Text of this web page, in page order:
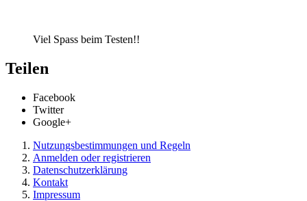
Viel Spass beim Testen!!
Teilen
Facebook
Twitter
Google+
Nutzungsbestimmungen und Regeln
Anmelden oder registrieren
Datenschutzerklärung
Kontakt
Impressum